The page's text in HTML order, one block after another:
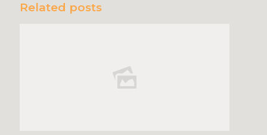
Related posts